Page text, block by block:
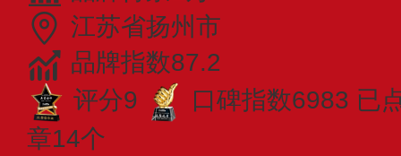
江苏省扬州市
品牌指数87.2
评分9
口碑指数6983 已
章14个